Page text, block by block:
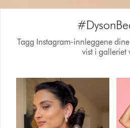
Tagg Instagram-innleggene
vist i galleriet